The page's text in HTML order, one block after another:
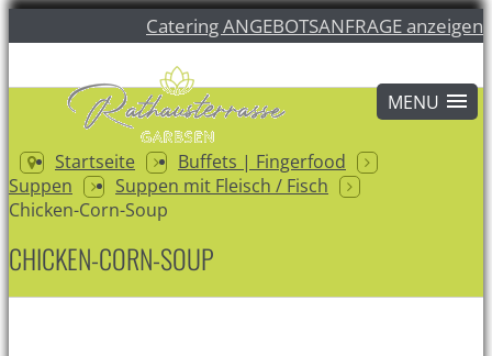
Catering ANGEBOTSANFRAGE anzeigen
Startseite
Buffets | Fingerfood
Suppen
Suppen mit Fleisch / Fisch
Chicken-Corn-Soup
CHICKEN-CORN-SOUP